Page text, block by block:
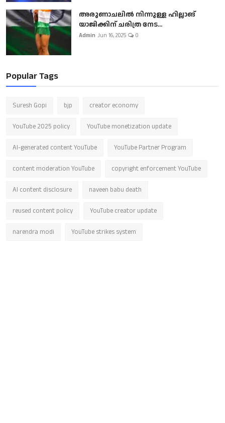
അരുണാചലിൽ നിന്നുള്ള ഹില്ലാങ്
യാജിക്കിന് ചരിത്ര നേട...
Admin Jun 16, 2025 0
Popular Tags
Suresh Gopi bjp creator economy
YouTube 2025 policy YouTube monetization update
AI-generated content YouTube YouTube Partner Program
content moderation YouTube copyright enforcement YouTube
AI content disclosure naveen babu death
reused content policy YouTube creator update
narendra modi YouTube strikes system